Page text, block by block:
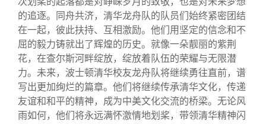
的追逐。同舟共济，清华龙舟队的队员们始终紧密团结
在一起，彼此扶持、互相激励。他们用坚定的信念和不
屈的毅力铸就出了辉煌的历史。就像一朵靓丽的紫荆
花，在查尔斯河畔绽放，绽放着队伍的荣耀与无限潜
力。未来，波士顿清华校友龙舟队将继续勇往直前，谱
写出更加绚烂的篇章。他们将继续传承清华文化，传递
友谊和和平的精神，成为中美文化交流的桥梁。无论风
雨如何，他们将永远满怀激情地划桨，带领清华精神闪